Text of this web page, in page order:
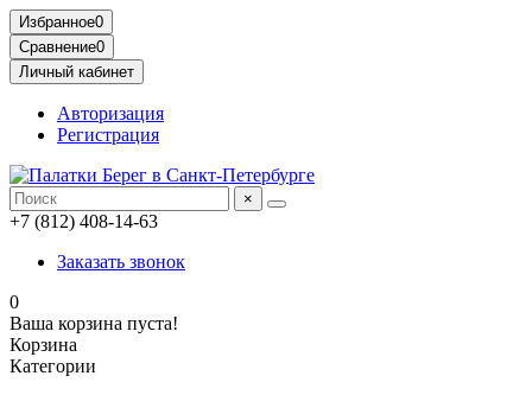
Избранное0
Сравнение0
Личный кабинет
Авторизация
Регистрация
×
+7 (812) 408-14-63
Заказать звонок
0
Ваша корзина пуста!
Корзина
Категории